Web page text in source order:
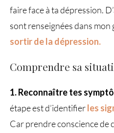
faire face à ta dépression.
sont renseignées dans mon
sortir de la dépression.
Comprendre sa
1. Reconnaître tes
étape est d’identifierles
Car prendre conscience de